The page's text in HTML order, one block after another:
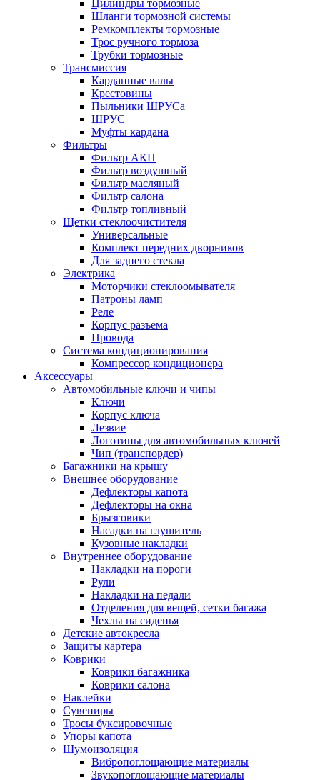
Цилиндры тормозные
Шланги тормозной системы
Ремкомплекты тормозные
Трос ручного тормоза
Трубки тормозные
Трансмиссия
Карданные валы
Крестовины
Пыльники ШРУСа
ШРУС
Муфты кардана
Фильтры
Фильтр АКП
Фильтр воздушный
Фильтр масляный
Фильтр салона
Фильтр топливный
Щетки стеклоочистителя
Универсальные
Комплект передних дворников
Для заднего стекла
Электрика
Моторчики стеклоомывателя
Патроны ламп
Реле
Корпус разъема
Провода
Система кондиционирования
Компрессор кондиционера
Аксессуары
Автомобильные ключи и чипы
Ключи
Корпус ключа
Лезвие
Логотипы для автомобильных ключей
Чип (транспордер)
Багажники на крышу
Внешнее оборудование
Дефлекторы капота
Дефлекторы на окна
Брызговики
Насадки на глушитель
Кузовные накладки
Внутреннее оборудование
Накладки на пороги
Рули
Накладки на педали
Отделения для вещей, сетки багажа
Чехлы на сиденья
Детские автокресла
Защиты картера
Коврики
Коврики багажника
Коврики салона
Наклейки
Сувениры
Тросы буксировочные
Упоры капота
Шумоизоляция
Вибропоглощающие материалы
Звукопоглощающие материалы